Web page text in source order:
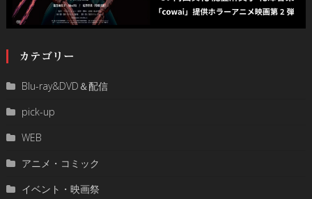
カテゴリー
Blu-ray&DVD＆配信
pick-up
WEB
アニメ・コミック
イベント・映画祭